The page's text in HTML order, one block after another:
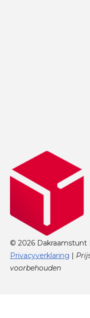
© 2026 Dakraamstunt |
Privacyverklaring |
voorbehouden